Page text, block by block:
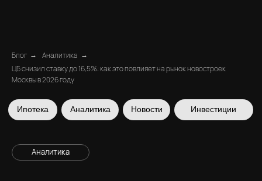
Блог → Аналитика →
ЦБ снизил ставку до 16,5%: как это повлияет на рынок новостроек
Москвы в 2026 году
Ипотека Аналитика
ЦБ снизил ставку до 16,5%: как
это повлияет на рынок
Аналитика